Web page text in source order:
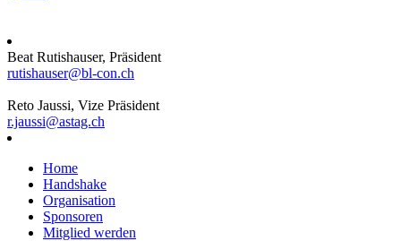
Beat Rutishauser, Präsident
rutishauser@bl-con.ch
Reto Jaussi, Vize Präsident
r.jaussi@astag.ch
Home
Handshake
Organisation
Sponsoren
Mitglied werden